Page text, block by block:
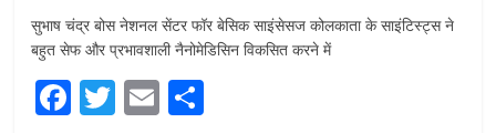
सुभाष चंद्र बोस नेशनल सेंटर फॉर बेसिक साइंसेसज कोलकाता के साइंटिस्ट्स ने
बहुत सेफ और प्रभावशाली नैनोमेडिसिन विकसित करने में
F T E